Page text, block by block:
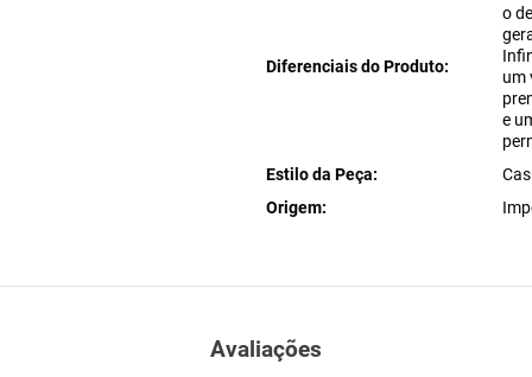
Diferenciais do Produto
o
um
e
Estilo da Peça
Origem
Avaliações